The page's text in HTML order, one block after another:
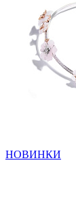
НОВИНКИ